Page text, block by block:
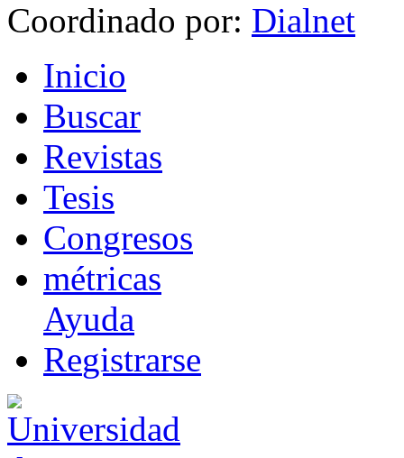
Coordinado por:
Inicio
Buscar
Revistas
Tesis
Congresos
métricas
Ayuda
Registrarse